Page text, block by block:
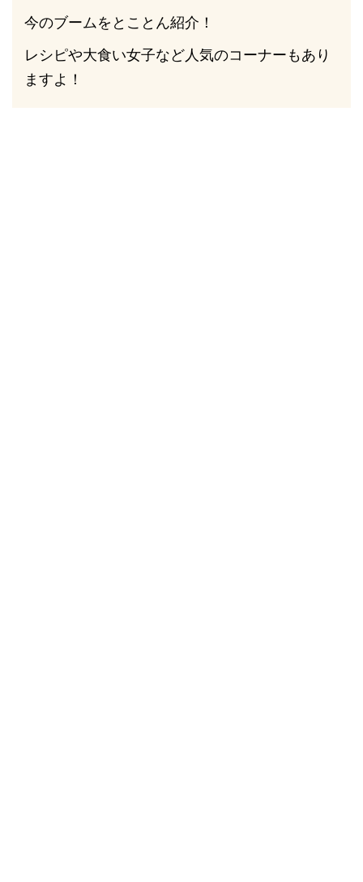
今のブームをとことん紹介！
レシピや大食い女子など人気のコーナーもあり
ますよ！